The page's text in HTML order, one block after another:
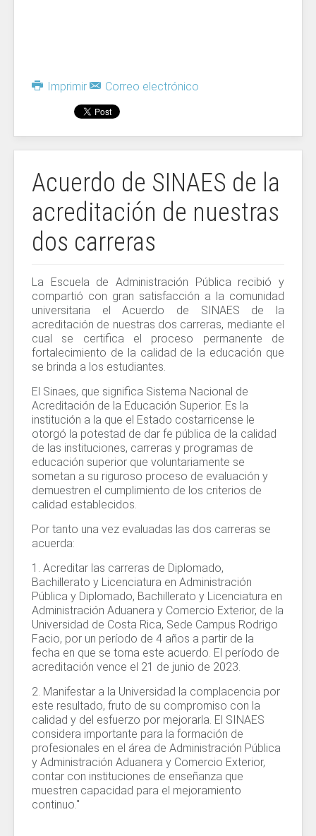
Imprimir Correo electrónico
Acuerdo de SINAES de la
acreditación de nuestras
dos carreras
La Escuela de Administración Pública recibió y
compartió con gran satisfacción a la comunidad
universitaria el Acuerdo de SINAES de la
acreditación de nuestras dos carreras, mediante el
cual se certifica el proceso permanente de
fortalecimiento de la calidad de la educación que
se brinda a los estudiantes.
El Sinaes, que significa Sistema Nacional de
Acreditación de la Educación Superior. Es la
institución a la que el Estado costarricense le
otorgó la potestad de dar fe pública de la calidad
de las instituciones, carreras y programas de
educación superior que voluntariamente se
sometan a su riguroso proceso de evaluación y
demuestren el cumplimiento de los criterios de
calidad establecidos.
Por tanto una vez evaluadas las dos carreras se
acuerda:
1. Acreditar las carreras de Diplomado,
Bachillerato y Licenciatura en Administración
Pública y Diplomado, Bachillerato y Licenciatura en
Administración Aduanera y Comercio Exterior, de la
Universidad de Costa Rica, Sede Campus Rodrigo
Facio, por un período de 4 años a partir de la
fecha en que se toma este acuerdo. El período de
acreditación vence el 21 de junio de 2023.
2. Manifestar a la Universidad la complacencia por
este resultado, fruto de su compromiso con la
calidad y del esfuerzo por mejorarla. El SINAES
considera importante para la formación de
profesionales en el área de Administración Pública
y Administración Aduanera y Comercio Exterior,
contar con instituciones de enseñanza que
muestren capacidad para el mejoramiento
continuo."